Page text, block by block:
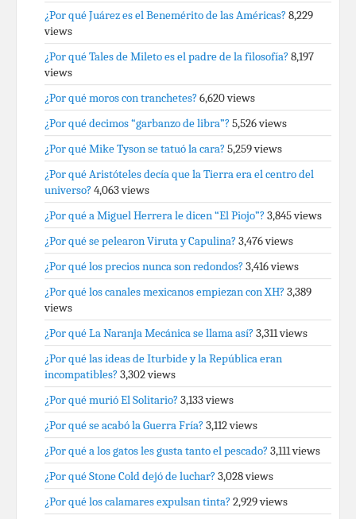
¿Por qué Juárez es el Benemérito de las Américas? 8,229
views
¿Por qué Tales de Mileto es el padre de la filosofía? 8,197
views
¿Por qué moros con tranchetes? 6,620 views
¿Por qué decimos “garbanzo de libra”? 5,526 views
¿Por qué Mike Tyson se tatuó la cara? 5,259 views
¿Por qué Aristóteles decía que la Tierra era el centro del
universo? 4,063 views
¿Por qué a Miguel Herrera le dicen “El Piojo”? 3,845 views
¿Por qué se pelearon Viruta y Capulina? 3,476 views
¿Por qué los precios nunca son redondos? 3,416 views
¿Por qué los canales mexicanos empiezan con XH? 3,389
views
¿Por qué La Naranja Mecánica se llama así? 3,311 views
¿Por qué las ideas de Iturbide y la República eran
incompatibles? 3,302 views
¿Por qué murió El Solitario? 3,133 views
¿Por qué se acabó la Guerra Fría? 3,112 views
¿Por qué a los gatos les gusta tanto el pescado? 3,111 views
¿Por qué Stone Cold dejó de luchar? 3,028 views
¿Por qué los calamares expulsan tinta? 2,929 views